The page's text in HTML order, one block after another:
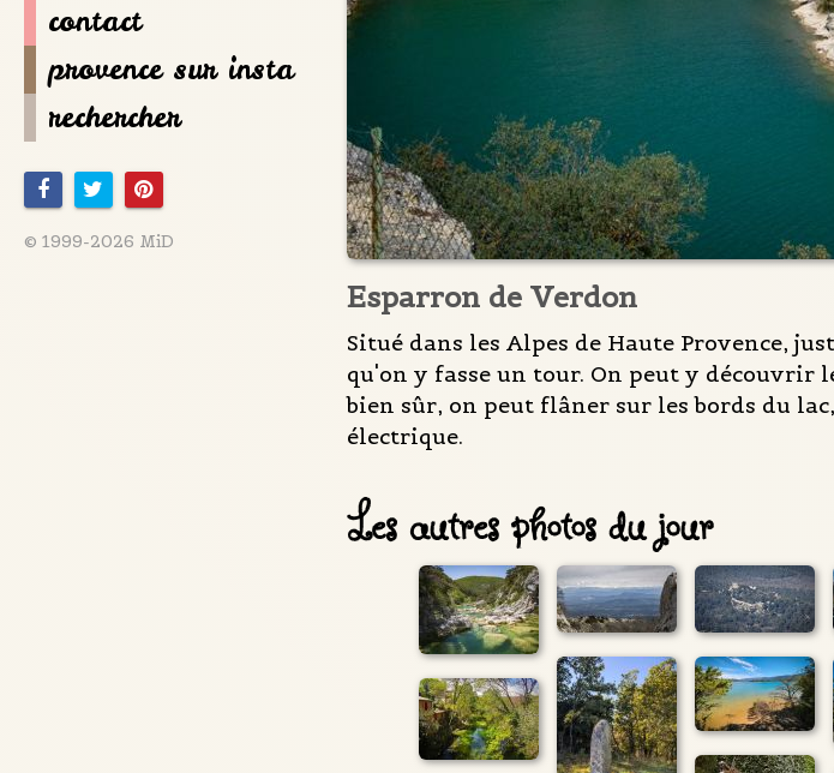
contact
provence sur insta
rechercher
© 1999-2026 MiD
Esparron de Verdon
Situé dans les Alpes de Haute Provence,
qu'on y fasse un tour. On peut y découvrir
bien sûr, on peut flâner sur les bords du
électrique.
Les autres photos du jour